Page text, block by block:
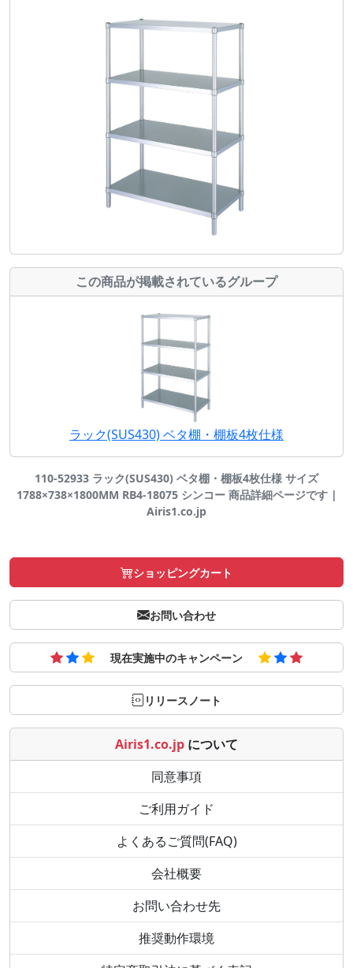
この商品が掲載されているグループ
ラック(SUS430) ベタ棚・棚板4枚仕様
110-52933 ラック(SUS430) ベタ棚・棚板4枚仕様 サイズ
1788×738×1800MM RB4-18075 シンコー 商品詳細ページです |
Airis1.co.jp
ショッピングカート
お問い合わせ
現在実施中のキャンペーン
リリースノート
Airis1.co.jp について
同意事項
ご利用ガイド
よくあるご質問(FAQ)
会社概要
お問い合わせ先
推奨動作環境